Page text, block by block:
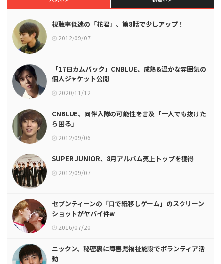
視聴率低迷の「花君」、第8話で少しアップ！
2012/09/07
「17日カムバック」CNBLUE、成熟&温かな雰囲気の
個人ジャケット公開
2020/11/12
CNBLUE、同伴入隊の可能性を言及「一人でも抜けた
ら困る」
2012/09/06
SUPER JUNIOR、8月アルバム売上トップを獲得
2012/09/07
セブンティーンの「口で紙移しゲーム」のスクリーン
ショットがヤバイ件w
2016/07/20
ニックン、秘密裏に障害児福祉施設でボランティア活
動